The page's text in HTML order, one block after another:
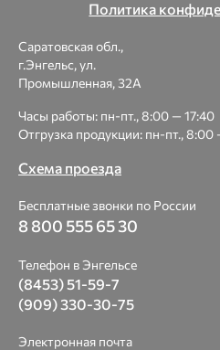
Политика
Саратовская обл.,
г.Энгельс, ул.
Промышленная, 32А
Часы работы: пн-пт., 8:00 — 17:40
Отгрузка продукции: пн-пт., 8:00
Схема проезда
Бесплатные звонки по России
8 800 555 65 30
Телефон в Энгельсе
(8453) 51-59-7
(909) 330-30-75
Электронная почта